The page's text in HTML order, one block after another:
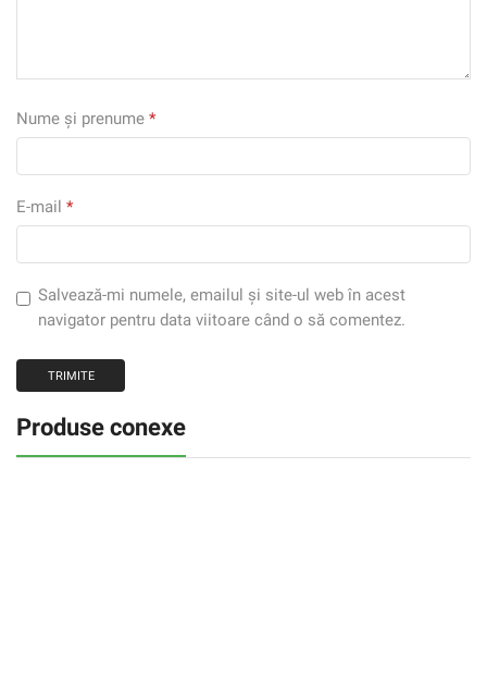
Nume și prenume *
E-mail *
Salvează-mi numele, emailul și site-ul web în acest
navigator pentru data viitoare când o să comentez.
Produse conexe